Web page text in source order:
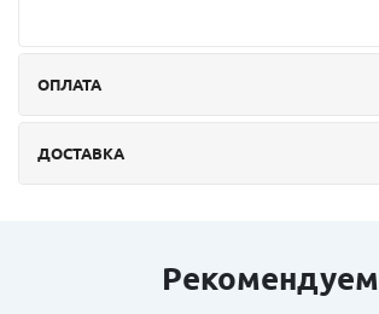
ОПЛАТА
ДОСТАВКА
Рекомендуем